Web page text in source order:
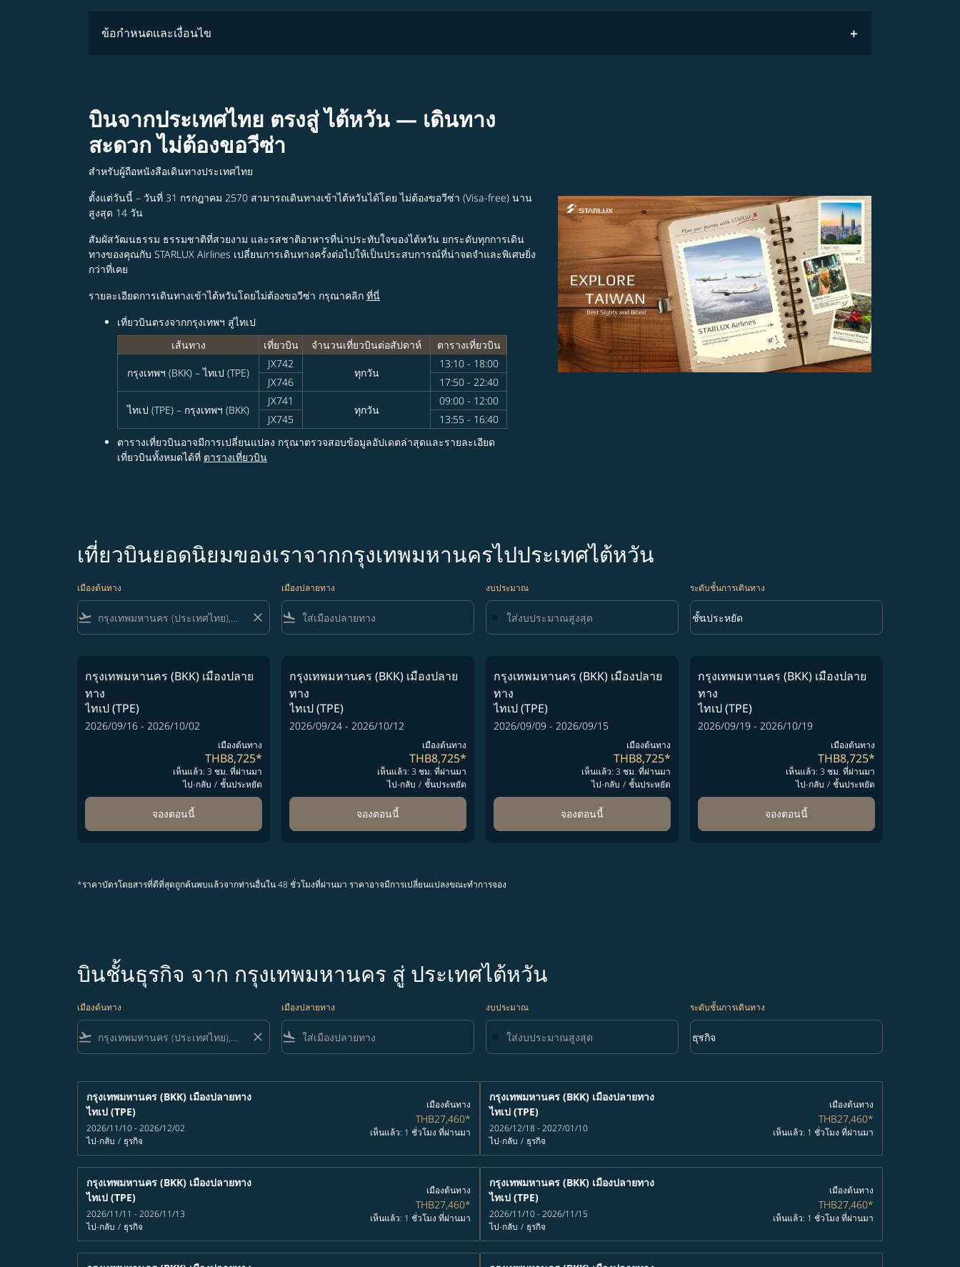
ข้อกำหนดและเงื่อนไข
บินจากประเทศไทย ตรงสู่ ไต้หวัน — เดินทาง
สะดวก ไม่ต้องขอวีซ่า
สำหรับผู้ถือหนังสือเดินทางประเทศไทย
ตั้งแต่วันนี้ – วันที่ 31 กรกฎาคม 2570 สามารถเดินทางเข้าไต้หวันได้โดย ไม่ต้องขอวีซ่า (Visa-free) นาน
สูงสุด 14 วัน
สัมผัสวัฒนธรรม ธรรมชาติที่สวยงาม และรสชาติอาหารที่น่าประทับใจของไต้หวัน ยกระดับทุกการเดิน
ทางของคุณกับ STARLUX Airlines เปลี่ยนการเดินทางครั้งต่อไปให้เป็นประสบการณ์ที่น่าจดจำและพิเศษยิ่ง
กว่าที่เคย
รายละเอียดการเดินทางเข้าไต้หวันโดยไม่ต้องขอวีซ่า กรุณาคลิก ที่นี่
เที่ยวบินตรงจากกรุงเทพฯ สู่ไทเป
เส้นทาง
เที่ยวบิน จำนวนเที่ยวบินต่อสัปดาห์ ตารางเที่ยวบิน
กรุงเทพฯ (BKK) – ไทเป (TPE)
JX742
ทุกวัน
13:10 - 18:00
JX746
17:50 - 22:40
ไทเป (TPE) – กรุงเทพฯ (BKK)
JX741
ทุกวัน
09:00 - 12:00
JX745
13:55 - 16:40
ตารางเที่ยวบินอาจมีการเปลี่ยนแปลง กรุณาตรวจสอบข้อมูลอัปเดตล่าสุดและรายละเอียด
เที่ยวบินทั้งหมดได้ที่ ตารางเที่ยวบิน
เที่ยวบินยอดนิยมของเราจากกรุงเทพมหานครไปประเทศไต้หวัน
เมืองต้นทาง
flight_takeoff close
เมืองปลายทาง
flight_land
งบประมาณ ระดับชั้นการเดินทาง
ระดับชั้นการเดินทาง option ชั้นประหยัด Selected
ชั้นประหยัด
keyboard_arrow_down
กรุงเทพมหานคร (BKK) เมืองปลาย
ทาง
ไทเป (TPE)
2026/09/16 - 2026/10/02
เมืองต้นทาง
THB8,725*
เห็นแล้ว: 3 ชม. ที่ผ่านมา
ไป-กลับ / ชั้นประหยัด
จองตอนนี้
กรุงเทพมหานคร (BKK) เมืองปลาย
ทาง
ไทเป (TPE)
2026/09/24 - 2026/10/12
เมืองต้นทาง
THB8,725*
เห็นแล้ว: 3 ชม. ที่ผ่านมา
ไป-กลับ / ชั้นประหยัด
จองตอนนี้
กรุงเทพมหานคร (BKK) เมืองปลาย
ทาง
ไทเป (TPE)
2026/09/09 - 2026/09/15
เมืองต้นทาง
THB8,725*
เห็นแล้ว: 3 ชม. ที่ผ่านมา
ไป-กลับ / ชั้นประหยัด
จองตอนนี้
กรุงเทพมหานคร (BKK) เมืองปลาย
ทาง
ไทเป (TPE)
2026/09/19 - 2026/10/19
เมืองต้นทาง
THB8,725*
เห็นแล้ว: 3 ชม. ที่ผ่านมา
ไป-กลับ / ชั้นประหยัด
จองตอนนี้
*ราคาบัตรโดยสารที่ดีที่สุดถูกค้นพบแล้วจากท่านอื่นใน 48 ชั่วโมงที่ผ่านมา ราคาอาจมีการเปลี่ยนแปลงขณะทำการจอง
บินชั้นธุรกิจ จาก กรุงเทพมหานคร สู่ ประเทศไต้หวัน
เมืองต้นทาง
flight_takeoff close
เมืองปลายทาง
flight_land
งบประมาณ ระดับชั้นการเดินทาง
ระดับชั้นการเดินทาง option ธุรกิจ Selected
ธุรกิจ
keyboard_arrow_down
กรุงเทพมหานคร (BKK) เมืองปลายทาง
ไทเป (TPE)
2026/11/10 - 2026/12/02
ไป-กลับ / ธุรกิจ
เมืองต้นทาง
THB27,460*
เห็นแล้ว: 1 ชั่วโมง ที่ผ่านมา
กรุงเทพมหานคร (BKK) เมืองปลายทาง
ไทเป (TPE)
2026/12/18 - 2027/01/10
ไป-กลับ / ธุรกิจ
เมืองต้นทาง
THB27,460*
เห็นแล้ว: 1 ชั่วโมง ที่ผ่านมา
กรุงเทพมหานคร (BKK) เมืองปลายทาง
ไทเป (TPE)
2026/11/11 - 2026/11/13
ไป-กลับ / ธุรกิจ
เมืองต้นทาง
THB27,460*
เห็นแล้ว: 1 ชั่วโมง ที่ผ่านมา
กรุงเทพมหานคร (BKK) เมืองปลายทาง
ไทเป (TPE)
2026/11/10 - 2026/11/15
ไป-กลับ / ธุรกิจ
เมืองต้นทาง
THB27,460*
เห็นแล้ว: 1 ชั่วโมง ที่ผ่านมา